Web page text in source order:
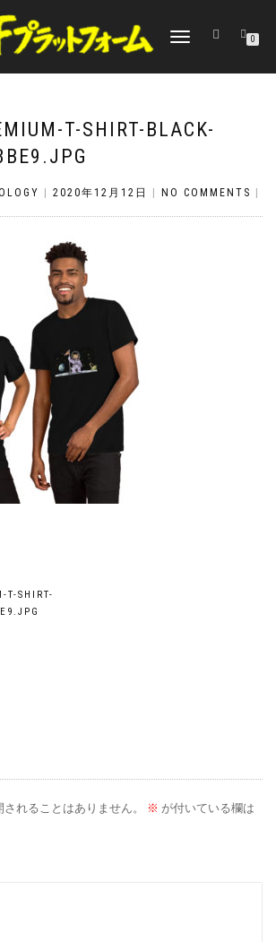
TOGGLE
0
T-SHIRT-BLACK-
2020年12月12日 NO COMMENTS
T-SHIRT-
れることはありません。 ※ が付いている欄は